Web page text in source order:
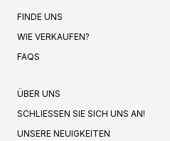
FINDE UNS
WIE VERKAUFEN?
FAQS
ÜBER UNS
SCHLIESSEN SIE SICH UNS AN!
UNSERE NEUIGKEITEN